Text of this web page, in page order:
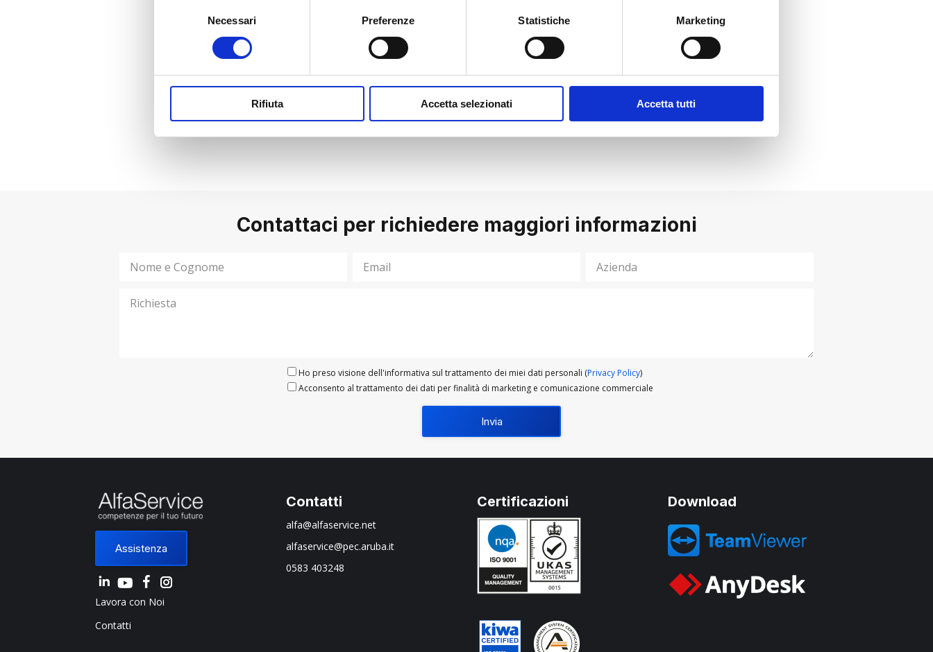
Necessari Preferenze Statistiche Marketing
Rifiuta Accetta selezionati Accetta tutti
???’? ???? ??? 2023 ????????
#alfaservice#lalfa #competenzeperiltuofuturo #work#productivity
#aziendeitaliane#erp#software#networking#digital#teamwork #eventoaziendale
#team #building
Contattaci per richiedere maggiori informazioni
Ho preso visione dell'informativa sul trattamento dei miei dati personali (Privacy Policy)
Acconsento al trattamento dei dati per finalità di marketing e comunicazione commerciale
Assistenza
Linkedin Instagram
Lavora con Noi
Contatti
Contatti
alfa@alfaservice.net
alfaservice@pec.aruba.it
0583 403248
Certificazioni Download